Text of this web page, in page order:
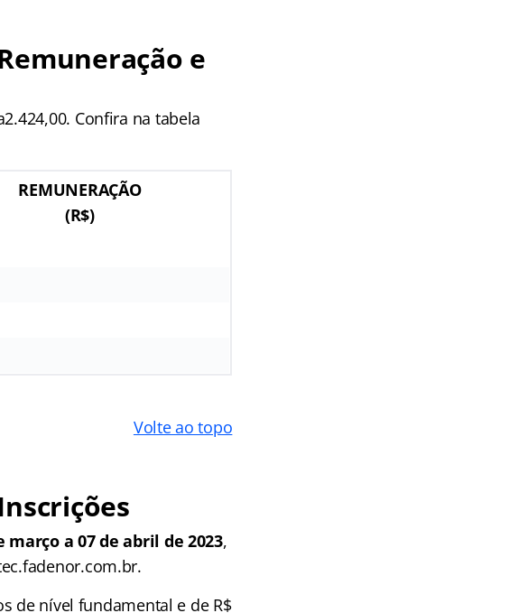
e
Confira na tabela
REMUNERAÇÃO
(R$)
Volte ao topo
março a 07 de abril de 2023,
de nível fundamental e de R$